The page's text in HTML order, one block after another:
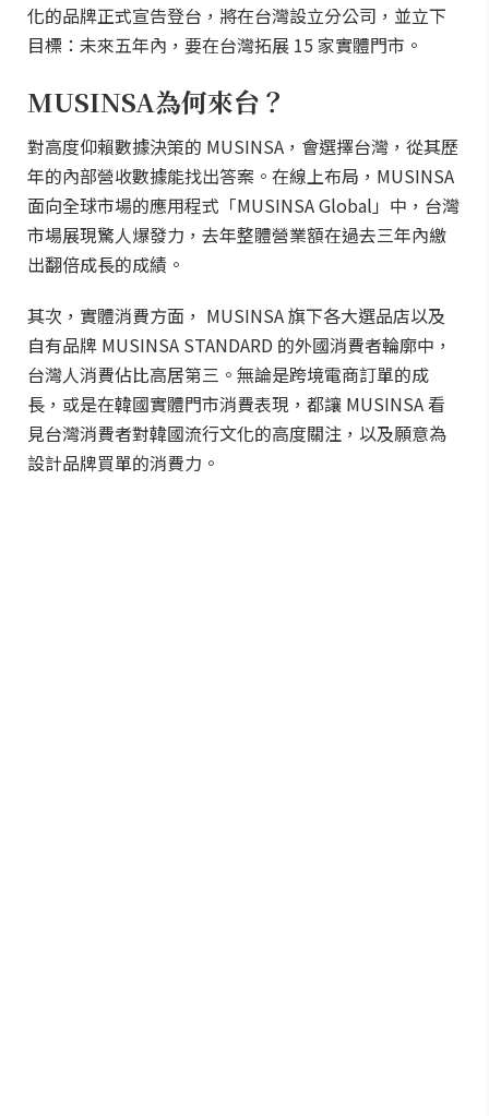
化的品牌正式宣告登台，將在台灣設立分公司，並立下
目標：未來五年內，要在台灣拓展 15 家實體門市。
MUSINSA為何來台？
對高度仰賴數據決策的 MUSINSA，會選擇台灣，從其歷
年的內部營收數據能找出答案。在線上布局，MUSINSA
面向全球市場的應用程式「MUSINSA Global」中，台灣
市場展現驚人爆發力，去年整體營業額在過去三年內繳
出翻倍成長的成績。
其次，實體消費方面， MUSINSA 旗下各大選品店以及
自有品牌 MUSINSA STANDARD 的外國消費者輪廓中，
台灣人消費佔比高居第三。無論是跨境電商訂單的成
長，或是在韓國實體門市消費表現，都讓 MUSINSA 看
見台灣消費者對韓國流行文化的高度關注，以及願意為
設計品牌買單的消費力。